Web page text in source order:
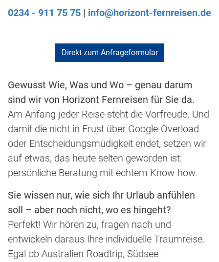
0234 - 911 75 75 | info@horizont-fernreisen.de
Direkt zum Anfrageformular
Gewusst Wie, Was und Wo – genau darum
sind wir von Horizont Fernreisen für Sie da.
Am Anfang jeder Reise steht die Vorfreude. Und
damit die nicht in Frust über Google-Overload
oder Entscheidungsmüdigkeit endet, setzen wir
auf etwas, das heute selten geworden ist:
persönliche Beratung mit echtem Know-how.
Sie wissen nur, wie sich Ihr Urlaub anfühlen
soll – aber noch nicht, wo es hingeht?
Perfekt! Wir hören zu, fragen nach und
entwickeln daraus Ihre individuelle Traumreise.
Egal ob Australien-Roadtrip, Südsee-